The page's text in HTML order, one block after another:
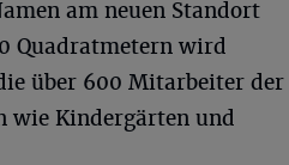
am neuen Standort
Quadratmetern wird
über 600 Mitarbeiter der
wie Kindergärten und